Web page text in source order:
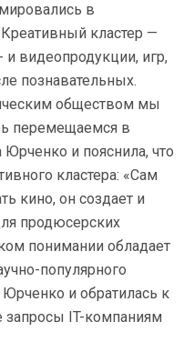
в
кластер —
и видеопродукции, игр,
познавательных.
обществом мы
перемещаемся в
и пояснила, что
кластера: «Сам
кино, он создает и
продюсерских
понимании обладает
популярного
и обратилась к
запросы IT-компаниям